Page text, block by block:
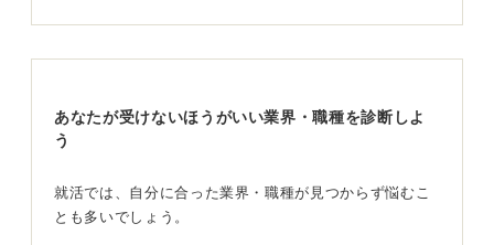
考えてくれている」と思ってもらえれば、信頼感が生ま
というのは、確かに営業職として心配になる要素かもし
れません。でも、これまでたくさんの営業職の人の話を
う人は意外と多くいます。
あなたが受けないほうがいい業界・職種を診断しよ
う
就活では、自分に合った業界・職種が見つからず悩むこ
とも多いでしょう。